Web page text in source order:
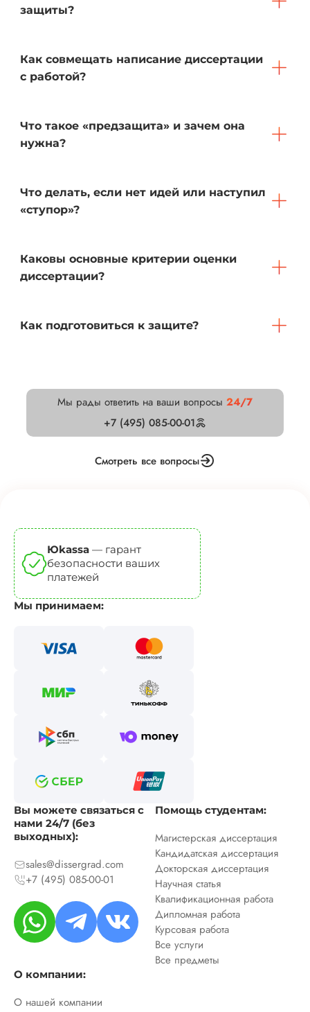
защиты?
Как совмещать написание диссертации
с работой?
Что такое «предзащита» и зачем она
нужна?
Что делать, если нет идей или наступил
«ступор»?
Каковы основные критерии оценки
диссертации?
Как подготовиться к защите?
Мы рады ответить на ваши вопросы 24/7
+7 (495) 085-00-01
Смотреть все вопросы
Юkassa — гарант
безопасности ваших
платежей
Мы принимаем:
Вы можете связаться с
нами 24/7 (без
выходных):
sales@dissergrad.com
+7 (495) 085-00-01
Помощь студентам:
Магистерская диссертация
Кандидатская диссертация
Докторская диссертация
Научная статья
Квалификационная работа
Дипломная работа
Курсовая работа
Все услуги
Все предметы
О компании:
О нашей компании